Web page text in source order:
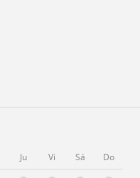
Ju Vi Sá Do